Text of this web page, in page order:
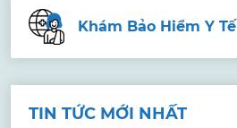
Khám Bảo Hiểm Y Tế
TIN TỨC MỚI NHẤT